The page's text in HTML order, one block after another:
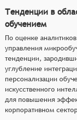
Тенденции в
обучением
По оценке
управления
тенденции,
углубление
персонализации
искусственного
для повышения
корпоративном